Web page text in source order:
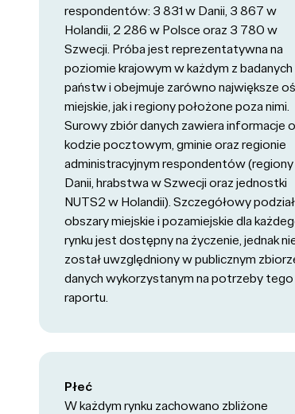
respondentów: 3 831 w Danii, 3 867 w
Holandii, 2 286 w Polsce oraz 3 780 w
Szwecji. Próba jest reprezentatywna na
poziomie krajowym w każdym z badanych
państw i obejmuje zarówno największe
miejskie, jak i regiony położone poza nimi.
Surowy zbiór danych zawiera informacje o
kodzie pocztowym, gminie oraz regionie
administracyjnym respondentów
Danii, hrabstwa w Szwecji oraz jednostki
NUTS2 w Holandii). Szczegółowy
obszary miejskie i pozamiejskie dla
rynku jest dostępny na życzenie, jednak
został uwzględniony w publicznym
danych wykorzystanym na potrzeby tego
raportu.
Płeć
W każdym rynku zachowano zbliżone